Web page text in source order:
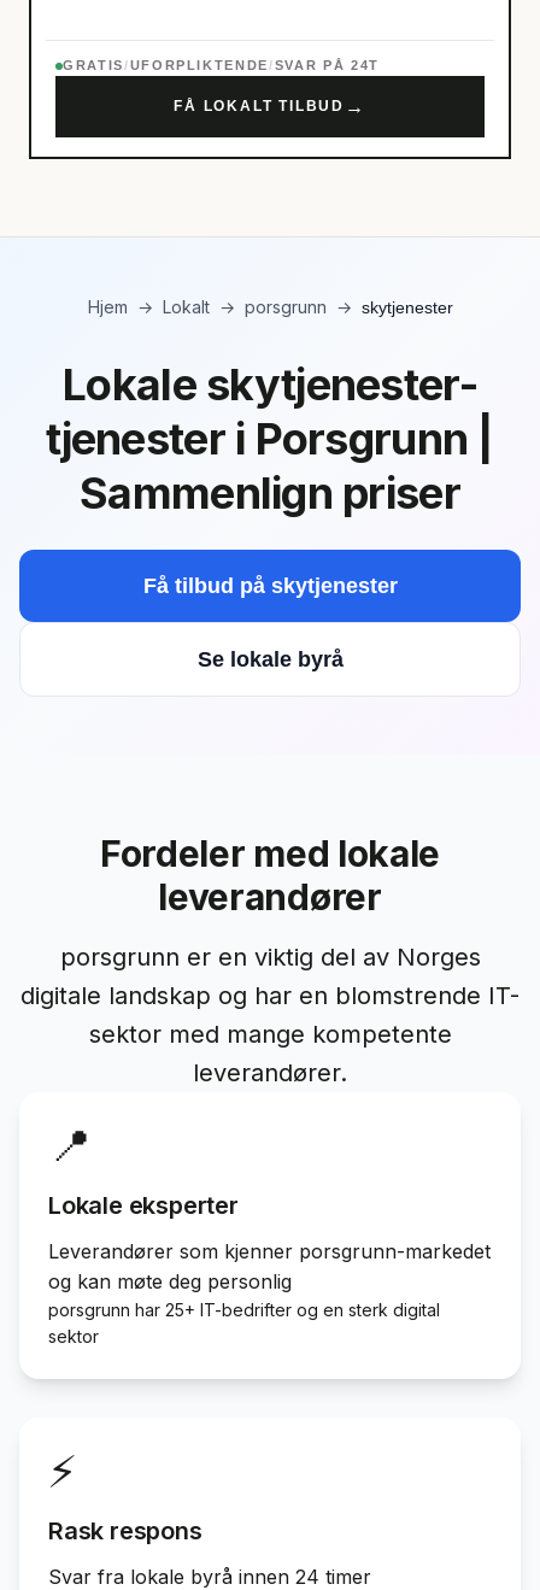
GRATIS/UFORPLIKTENDE/SVAR PÅ 24T
FÅ LOKALT TILBUD →
Hjem → Lokalt → porsgrunn → skytjenester
Lokale skytjenester-
tjenester i Porsgrunn |
Sammenlign priser
Få tilbud på skytjenester
Se lokale byrå
Fordeler med lokale
leverandører
porsgrunn er en viktig del av Norges
digitale landskap og har en blomstrende IT-
sektor med mange kompetente
leverandører.
📍
Lokale eksperter
Leverandører som kjenner porsgrunn-markedet
og kan møte deg personlig
porsgrunn har 25+ IT-bedrifter og en sterk digital
sektor
⚡
Rask respons
Svar fra lokale byrå innen 24 timer